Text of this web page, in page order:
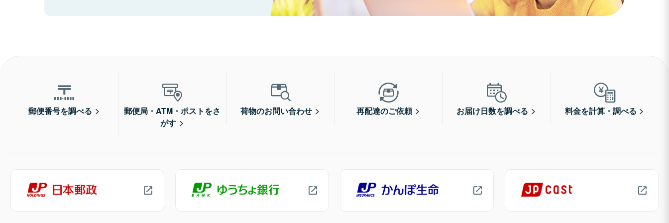
郵便番号を調べる
郵便局・ATM・ポストをさ
がす
荷物のお問い合わせ 再配達のご依頼 お届け日数を調べる 料金を計算・調べる